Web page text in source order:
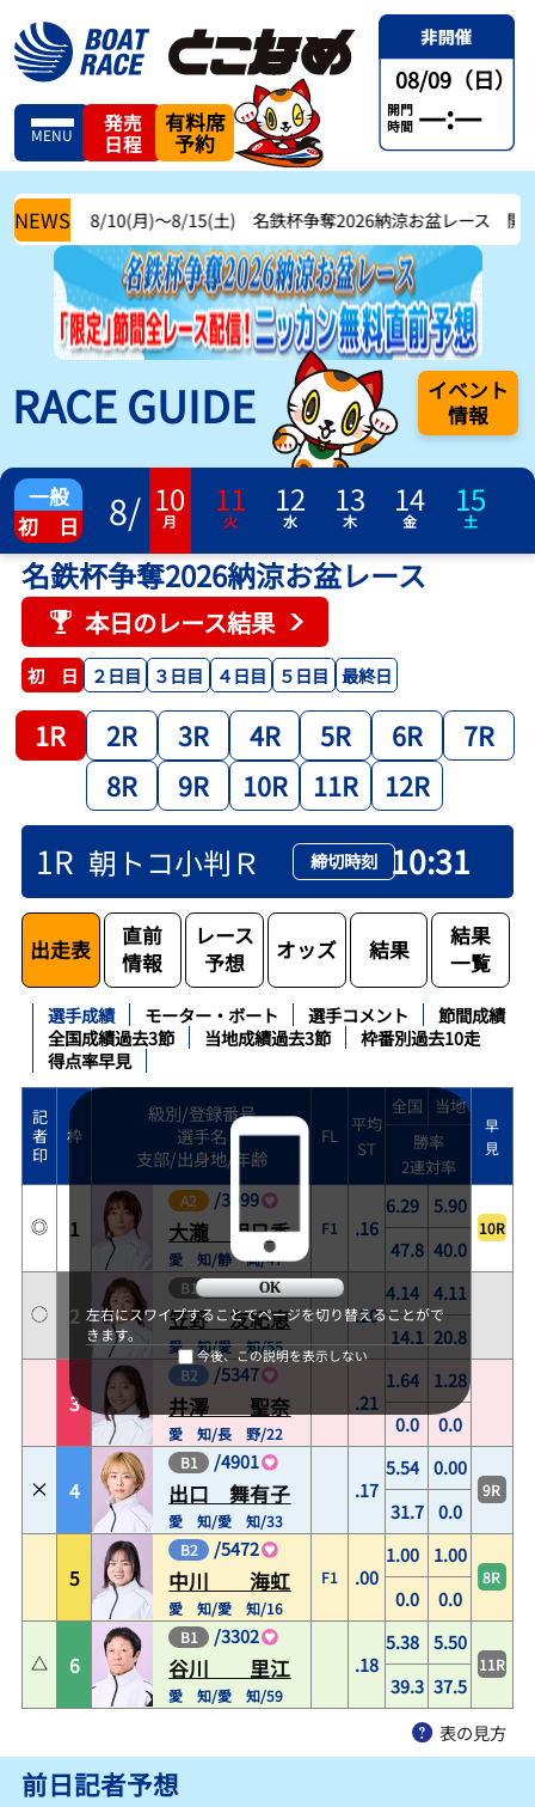
MENU
発売
日程
有料席
予約
08/09（日）
開門
時間 —:—
NEWS8/10(月)〜8/15(土) 名鉄杯争奪2026納涼お盆レース 開催中
RACE GUIDE
イベント
情報
一般
初 日
8/ 10
月
11
火
12
水
13
木
14
金
15
土
名鉄杯争奪2026納涼お盆レース
本日のレース結果
初 日 ２日目 ３日目 ４日目 ５日目 最終日
1R 2R 3R 4R 5R 6R
7R
8R
9R 10R 11R 12R
1R 朝トコ小判Ｒ 締切時刻 10:31
出走表
直前
情報
レース
予想
オッズ 結果
結果
一覧
選手成績 モーター・ボート 選手コメント
節間成績
全国成績過去3節
当地成績過去3節
枠番別過去10走
得点率早見
記
者
印
枠
級別/登録番号
選手名
支部/出身地/年齢
FL
平均
ST
全国 当地
早
見
勝率
2連対率
1
A2 /3999
大瀧 明日香
愛 知/静 岡/47
F1 .16
6.29 5.90
10R
47.8 40.0
2
B1 /3528
笠野 友紀恵
愛 知/愛 知/55
.20
4.14 4.11
14.1 20.8
3
B2 /5347
井澤 聖奈
愛 知/長 野/22
.21
1.64
1.28
0.0
0.0
4
B1 /4901
出口 舞有子
愛 知/愛 知/33
.17
5.54 0.00
9R
31.7 0.0
5
B2 /5472
中川 海虹
愛 知/愛 知/16
F1 .00
1.00 1.00
8R
0.0 0.0
6
B1 /3302
谷川 里江
愛 知/愛 知/59
.18
5.38 5.50
11R
39.3 37.5
表の見方
前日記者予想
OK
左右にスワイプすることでページを切り替えることがで
きます。
今後、この説明を表示しない